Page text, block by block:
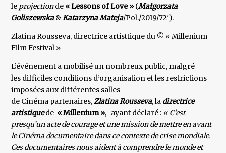
le projectionde « Lessons of Love » (Małgorzata
Goliszewska&Katarzyna Mateja/Pol./2019/72′).
Zlatina Rousseva, directrice artisttique du © « Millenium
Film Festival »
L’événement a mobilisé un nombreux public, malgré
les difficiles conditions d’organisation et les restrictions
imposées aux différentes salles
de Cinéma partenaires,Zlatina Rousseva, la directrice
artistiquede « Millenium », ayant déclaré : « C’est
presqu’un acte de courage et une mission de mettre en avant
le Cinéma documentaire dans ce contexte de crise mondiale.
Ces documentaires nous aident à comprendre le monde et